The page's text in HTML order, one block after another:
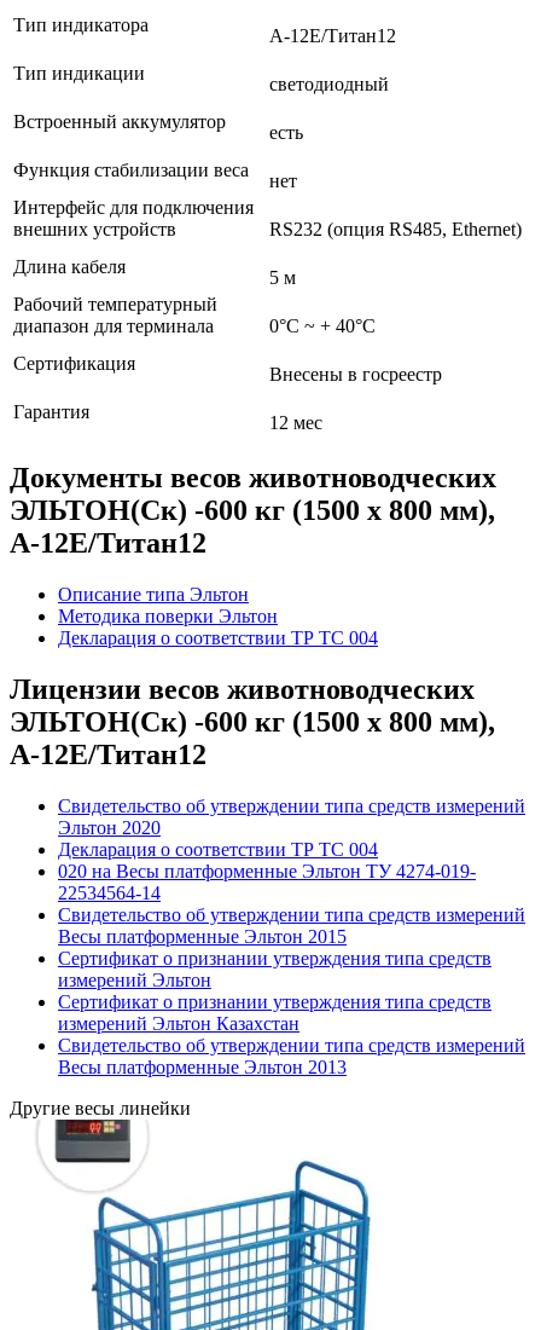
Тип индикатора
А-12Е/Титан12
Тип индикации
светодиодный
Встроенный аккумулятор
есть
Функция стабилизации веса
нет
Интерфейс для подключения
внешних устройств
RS232 (опция RS485, Ethernet)
Длина кабеля
5 м
Рабочий температурный
диапазон для терминала
0°С ~ + 40°C
Сертификация
Внесены в госреестр
Гарантия
12 мес
Документы весов животноводческих
ЭЛЬТОН(Ск) -600 кг (1500 х 800 мм),
А-12Е/Титан12
Описание типа Эльтон
Методика поверки Эльтон
Декларация о соответствии ТР ТС 004
Лицензии весов животноводческих
ЭЛЬТОН(Ск) -600 кг (1500 х 800 мм),
А-12Е/Титан12
Свидетельство об утверждении типа средств измерений
Эльтон 2020
Декларация о соответствии ТР ТС 004
020 на Весы платформенные Эльтон ТУ 4274-019-
22534564-14
Свидетельство об утверждении типа средств измерений
Весы платформенные Эльтон 2015
Сертификат о признании утверждения типа средств
измерений Эльтон
Сертификат о признании утверждения типа средств
измерений Эльтон Казахстан
Свидетельство об утверждении типа средств измерений
Весы платформенные Эльтон 2013
Другие весы линейки